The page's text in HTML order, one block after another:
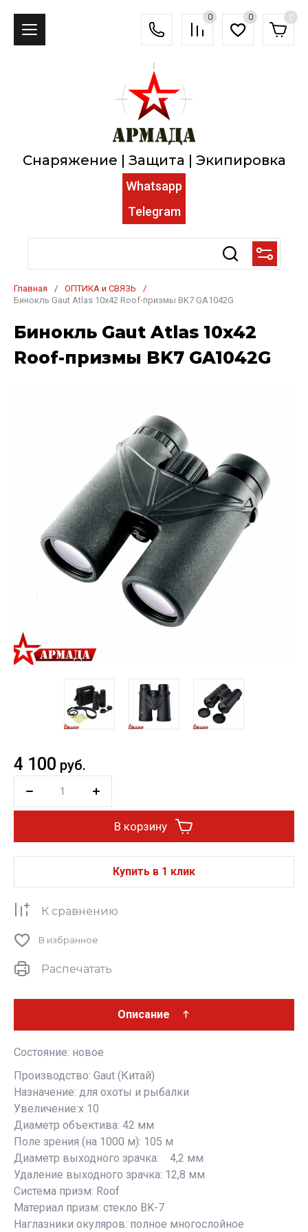
0 0 0
Снаряжение | Защита | Экипировка
Whatsapp
Telegram
Главная / ОПТИКА и СВЯЗЬ
/
Бинокль Gaut Atlas 10x42 Roof-призмы BK7 GA1042G
Бинокль Gaut Atlas 10x42
Roof-призмы BK7 GA1042G
4 100 руб.
В корзину
Купить в 1 клик
К сравнению
В избранное
Распечатать
Описание
Состояние: новое
Производство: Gaut (Китай)
Назначение: для охоты и рыбалки
Увеличение:x 10
Диаметр объектива: 42 мм
Поле зрения (на 1000 м): 105 м
Диаметр выходного зрачка: 4,2 мм
Удаление выходного зрачка: 12,8 мм
Система призм: Roof
Материал призм: стекло BK-7
Наглазники окуляров: полное многослойное